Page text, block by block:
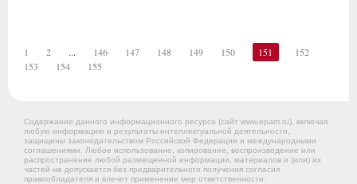
1 2 ... 146 147 148 149 150 151
152
153
154 155
Содержание данного информационного ресурса (сайт www.epam.ru), включая
любую информацию и результаты интеллектуальной деятельности,
защищены законодательством Российской Федерации и международными
соглашениями. Любое использование, копирование, воспроизведение или
распространение любой размещенной информации, материалов и (или) их
частей не допускается без предварительного получения согласия
правообладателя и влечет применение мер ответственности.